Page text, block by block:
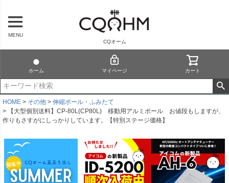
MENU
CQオーム
ホーム マイページ カート
HOME その他
伸縮ポール・ふみたて
【大型個別送料】CP-80L(CP80L) 移動用アルミポール お値段もしますが、
作りもさすがにしっかりしています。【特別ステージ価格】